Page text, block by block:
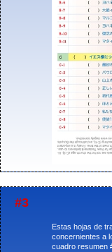
#3
Estas hojas de
concernientes a
cuadro resumen